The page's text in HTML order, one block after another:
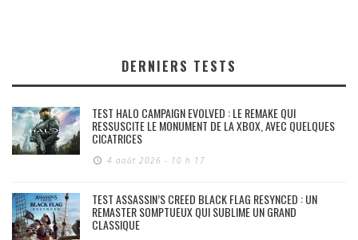
DERNIERS TESTS
TEST HALO CAMPAIGN EVOLVED : LE REMAKE QUI
RESSUSCITE LE MONUMENT DE LA XBOX, AVEC QUELQUES
CICATRICES
4 août 2026 - 10 h 17
TEST ASSASSIN’S CREED BLACK FLAG RESYNCED : UN
REMASTER SOMPTUEUX QUI SUBLIME UN GRAND
CLASSIQUE